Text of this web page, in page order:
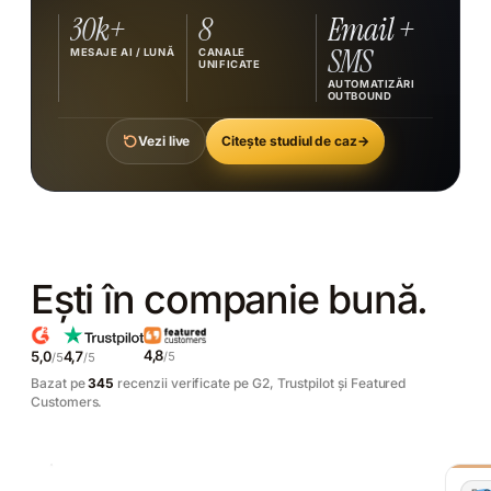
30k+
MESAJE AI / LUNĂ
8
CANALE
UNIFICATE
Email +
SMS
AUTOMATIZĂRI
OUTBOUND
Vezi live Citește studiul de caz→
Ești în companie bună.
5,0/54,7/5 4,8/5
Bazat pe345 recenzii verificate pe G2, Trustpilot și Featured
Customers.
"Recomand
cu